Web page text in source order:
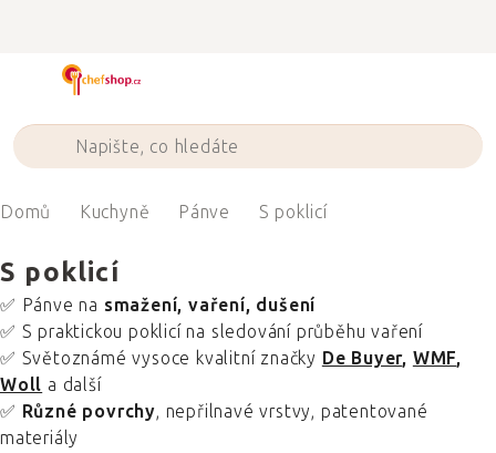
Domů Kuchyně Pánve S poklicí
S poklicí
✅ Pánve na smažení, vaření, dušení
✅ S praktickou poklicí na sledování průběhu vaření
✅ Světoznámé vysoce kvalitní značky De Buyer, WMF,
Woll a další
✅ Různé povrchy, nepřilnavé vrstvy, patentované
materiály